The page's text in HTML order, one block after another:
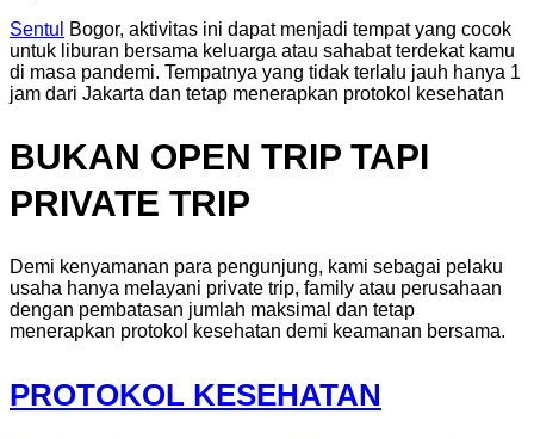
Sentul
Bogor, aktivitas ini dapat menjadi tempat yang cocok
untuk liburan bersama keluarga atau sahabat terdekat kamu
di masa pandemi. Tempatnya yang tidak terlalu jauh hanya 1
jam dari Jakarta dan tetap menerapkan protokol kesehatan
BUKAN OPEN TRIP TAPI
PRIVATE TRIP
Demi kenyamanan para pengunjung, kami sebagai pelaku
usaha hanya melayani private trip, family atau perusahaan
dengan pembatasan jumlah maksimal dan tetap
menerapkan protokol kesehatan demi keamanan bersama.
PROTOKOL KESEHATAN